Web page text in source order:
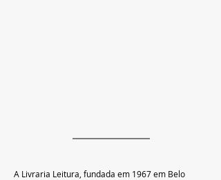
A Livraria Leitura, fundada em 1967 em Belo